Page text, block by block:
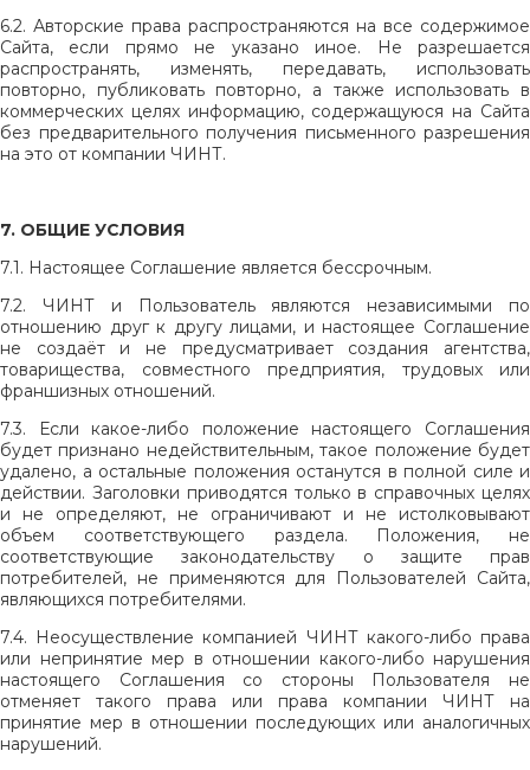
6.2. Авторские права распространяются на все содержимое
Сайта, если прямо не указано иное. Не разрешается
распространять, изменять, передавать, использовать
повторно, публиковать повторно, а также использовать в
коммерческих целях информацию, содержащуюся на Сайта
без предварительного получения письменного разрешения
на это от компании ЧИНТ.
7. ОБЩИЕ УСЛОВИЯ
7.1. Настоящее Соглашение является бессрочным.
7.2. ЧИНТ и Пользователь являются независимыми по
отношению друг к другу лицами, и настоящее Соглашение
не создаёт и не предусматривает создания агентства,
товарищества, совместного предприятия, трудовых или
франшизных отношений.
7.3. Если какое-либо положение настоящего Соглашения
будет признано недействительным, такое положение будет
удалено, а остальные положения останутся в полной силе и
действии. Заголовки приводятся только в справочных целях
и не определяют, не ограничивают и не истолковывают
объем соответствующего раздела. Положения, не
соответствующие законодательству о защите прав
потребителей, не применяются для Пользователей Сайта,
являющихся потребителями.
7.4. Неосуществление компанией ЧИНТ какого-либо права
или непринятие мер в отношении какого-либо нарушения
настоящего Соглашения со стороны Пользователя не
отменяет такого права или права компании ЧИНТ на
принятие мер в отношении последующих или аналогичных
нарушений.